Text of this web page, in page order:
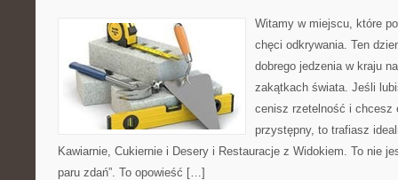
Witamy w miejscu, które
chęci odkrywania. Ten
dobrego jedzenia w kraju
zakątkach świata. Jeśli
cenisz rzetelność i chcesz
przystępny, to trafiasz
Kawiarnie, Cukiernie i Desery i Restauracje z Widokiem. To nie
paru zdań”. To opowieść […]